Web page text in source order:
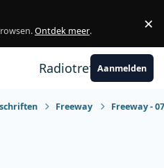
Ontdek meer. ×
RadiotrefpuntAanmelden
Freeway Freeway -